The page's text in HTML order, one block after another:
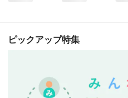
ピックアップ特集